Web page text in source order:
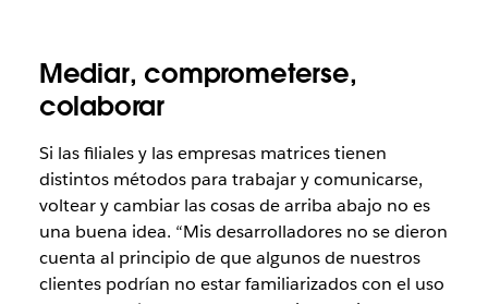
Mediar, comprometerse,
colaborar
Si las filiales y las empresas matrices tienen
distintos métodos para trabajar y comunicarse,
voltear y cambiar las cosas de arriba abajo no es
una buena idea. “Mis desarrolladores no se dieron
cuenta al principio de que algunos de nuestros
clientes podrían no estar familiarizados con el uso